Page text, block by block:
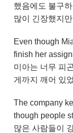
했음에도 불구
많이 긴장했지
Even though
finish her
미아는 너무 피
게까지 깨어 있
The company
though people
많은 사람들이